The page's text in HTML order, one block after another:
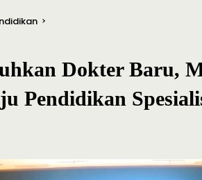
Dokter Baru,
Pendidikan